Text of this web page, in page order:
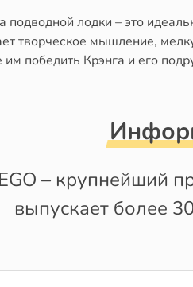
лодки – это
творческое мышление,
им победить Крэнга и его
– крупнейший
выпускает более